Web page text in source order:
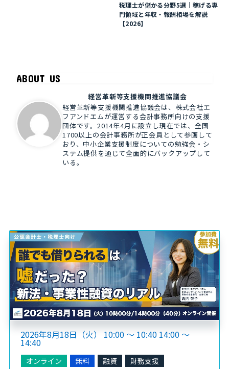
税理士が儲かる分野5選｜稼げる専
門領域と年収・報酬相場を解説
【2026】
ABOUT US
経営革新等支援機関推進協議会
経営革新等支援機関推進協議会は、株式会社エ
フアンドエムが運営する会計事務所向けの支援
団体です。2014年4月に設立し現在では、全国
1700以上の会計事務所が正会員として参画して
おり、中小企業支援制度についての勉強会・シ
ステム提供を通じて全面的にバックアップして
いる。
2026年8月18日（火） 10:00 ～ 10:40 14:00 ～
14:40
オンライン 無料 融資 財務支援